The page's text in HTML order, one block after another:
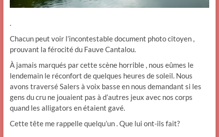
.
Chacun peut voir l’incontestable document photo citoyen ,
prouvant la férocité du Fauve Cantalou.
À jamais marqués par cette scène horrible , nous eûmes le
lendemain le réconfort de quelques heures de soleil. Nous
avons traversé Salers à voix basse en nous demandant si les
gens du cru ne jouaient pas à d’autres jeux avec nos corps
quand les alligators en étaient gavé.
Cette tête me rappelle quelqu’un . Que lui ont-ils fait?